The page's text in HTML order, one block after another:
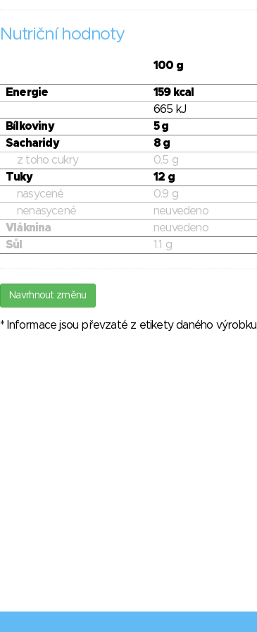
Nutriční hodnoty
100 g
Energie 159 kcal
665 kJ
Bílkoviny
5 g
Sacharidy
8 g
z toho cukry
0.5 g
Tuky
12 g
nasycené
0.9 g
nenasycené
neuvedeno
Vláknina
neuvedeno
Sůl
1.1 g
Navrhnout změnu
* Informace jsou převzaté z etikety daného výrobku